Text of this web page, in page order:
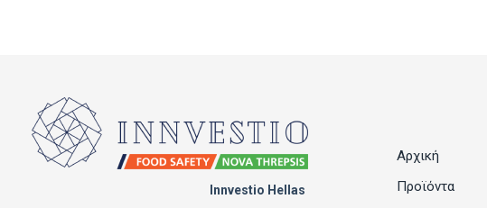
Innvestio Hellas
Αρχική
Προϊόντα